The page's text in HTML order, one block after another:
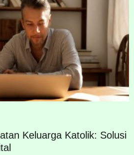
Keluarga Katolik: Solusi